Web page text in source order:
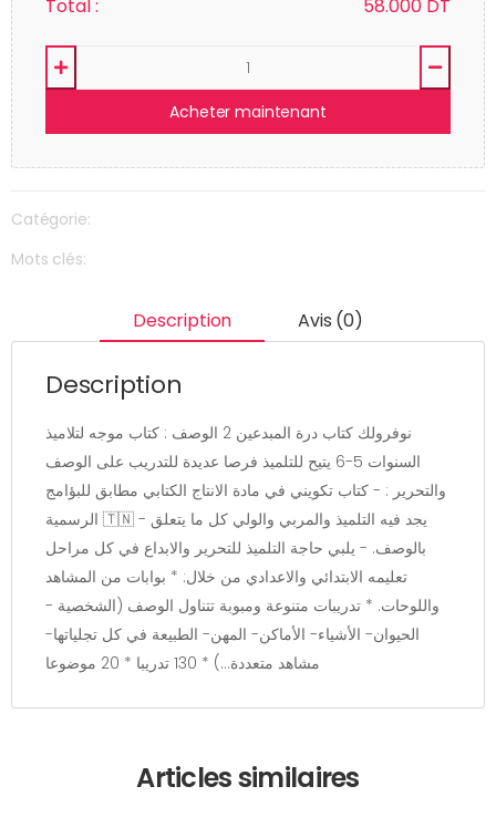
Total : 58.000 DT
Acheter maintenant
Catégorie:
Mots clés:
Description Avis (0)
Description
نوفرولك كتاب درة المبدعين 2 الوصف : كتاب موجه لتلاميذ
السنوات 5-6 يتيح للتلميذ فرصا عديدة للتدريب على الوصف
والتحرير : - كتاب تكويني في مادة الانتاج الكتابي مطابق للبؤامج
الرسمية 🇹🇳 - يجد فيه التلميذ والمربي والولي كل ما يتعلق
بالوصف. - يلبي حاجة التلميذ للتحرير والابداع في كل مراحل
تعليمه الابتدائي والاعدادي من خلال: * بوابات من المشاهد
واللوحات. * تدريبات متنوعة ومبوبة تتناول الوصف (الشخصية -
الحيوان- الأشياء- الأماكن- المهن- الطبيعة في كل تجلياتها-
مشاهد متعددة...) * 130 تدريبا * 20 موضوعا
Articles similaires